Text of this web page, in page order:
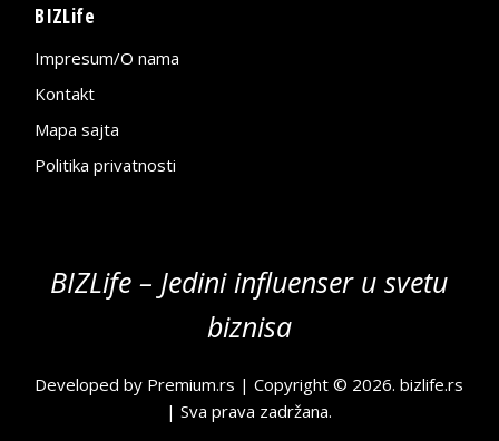
BIZLife
Impresum/O nama
Kontakt
Mapa sajta
Politika privatnosti
BIZLife – Jedini influenser u svetu
biznisa
Developed by Premium.rs | Copyright © 2026.bizlife.rs
| Sva prava zadržana.